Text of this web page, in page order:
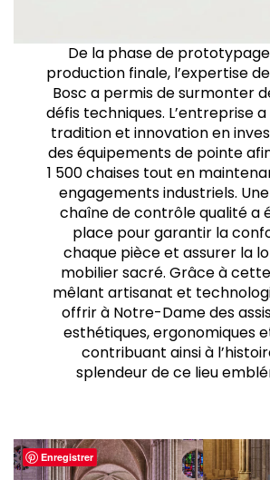
De la phase de prototypage
production finale, l’expertise
Bosc a permis de surmonter
défis techniques. L’entreprise
tradition et innovation en
des équipements de pointe
1 500 chaises tout en
engagements industriels.
chaîne de contrôle qualité a
place pour garantir la
chaque pièce et assurer la
mobilier sacré. Grâce à
mêlant artisanat et
offrir à Notre-Dame des
esthétiques, ergonomiques
contribuant ainsi à
splendeur de ce lieu
Enregistrer